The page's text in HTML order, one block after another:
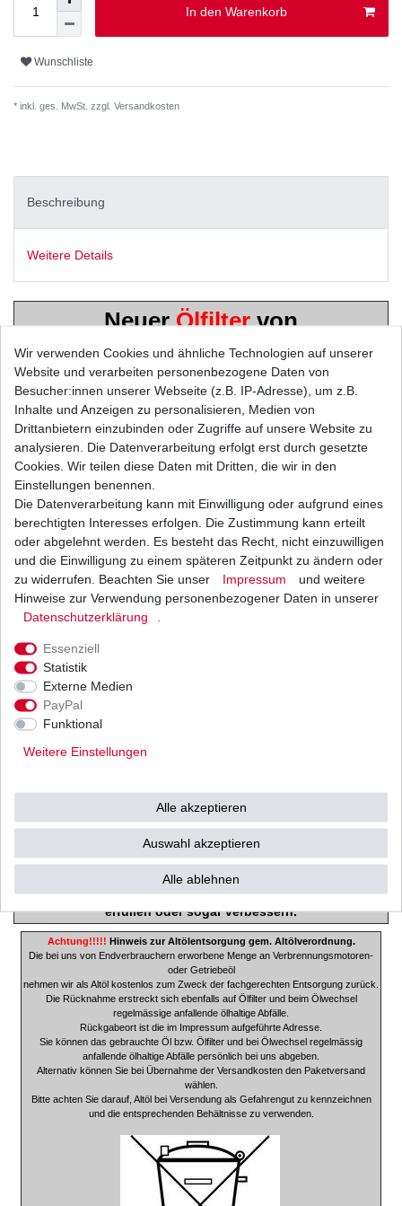
In den Warenkorb
Wunschliste
* inkl. ges. MwSt. zzgl. Versandkosten
Beschreibung
Weitere Details
NeuerÖlfiltervon
Hiflo / HifloFiltro
in höchster Qualität - TÜV
geprüft
Musterbild
KAWASAKI
GPZ500 S
Hiflofiltro lässt als einziger (!!!) Filterhersteller seine Produkte beim
erfolgreiche Prüfung und Genehmigung durch den TÜV erfolgt nur (!!!),
wenn der Hiflofilter die Werte des Originalfilters erreicht oder sogar wie
bei einigen Ausführungen übertrifft.
So stellt der Technische Überwachungs- Verein (TÜV)
sicher, dass die Filter die Qualität der Erstausrüstung
erfüllen oder sogar verbessern.
Achtung!!!!! Hinweis zur Altölentsorgung gem. Altölverordnung.
Die bei uns von Endverbrauchern erworbene Menge an Verbrennungsmotoren-
oder Getriebeöl
nehmen wir als Altöl kostenlos zum Zweck der fachgerechten Entsorgung zurück.
Die Rücknahme erstreckt sich ebenfalls auf Ölfilter und beim Ölwechsel
regelmässige anfallende ölhaltige Abfälle.
Rückgabeort ist die im Impressum aufgeführte Adresse.
Sie können das gebrauchte Öl bzw. Ölfilter und bei Ölwechsel regelmässig
anfallende ölhaltige Abfälle persönlich bei uns abgeben.
Alternativ können Sie bei Übernahme der Versandkosten den Paketversand
wählen.
Bitte achten Sie darauf, Altöl bei Versendung als Gefahrengut zu kennzeichnen
und die entsprechenden Behältnisse zu verwenden.
Wir verwenden Cookies und ähnliche Technologien auf unserer
Website und verarbeiten personenbezogene Daten von
Besucher:innen unserer Webseite (z.B. IP-Adresse), um z.B.
Inhalte und Anzeigen zu personalisieren, Medien von
Drittanbietern einzubinden oder Zugriffe auf unsere Website zu
analysieren. Die Datenverarbeitung erfolgt erst durch gesetzte
Cookies. Wir teilen diese Daten mit Dritten, die wir in den
Einstellungen benennen.
Die Datenverarbeitung kann mit Einwilligung oder aufgrund eines
berechtigten Interesses erfolgen. Die Zustimmung kann erteilt
oder abgelehnt werden. Es besteht das Recht, nicht einzuwilligen
und die Einwilligung zu einem späteren Zeitpunkt zu ändern oder
zu widerrufen. Beachten Sie unser
Impressum
und weitere
Hinweise zur Verwendung personenbezogener Daten in unserer
Daten­schutz­erklärung
Essenziell
Statistik
Externe Medien
PayPal
Funktional
Weitere Einstellungen
Alle akzeptieren
Auswahl akzeptieren
Alle ablehnen